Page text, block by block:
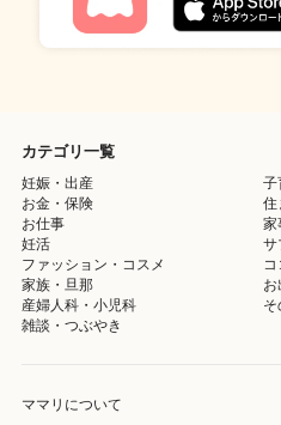
カテゴリ一覧
妊娠・出産
子
お金・保険
住
お仕事
家
妊活
サ
ファッション・コスメ
コ
家族・旦那
お
産婦人科・小児科
そ
雑談・つぶやき
ママリについて